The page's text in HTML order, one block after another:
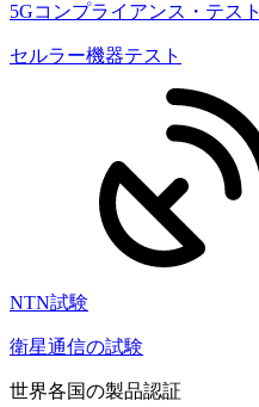
5Gコンプライアンス・テスト
セルラー機器テスト
NTN試験
衛星通信の試験
世界各国の製品認証